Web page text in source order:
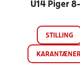
U14 Piger
STILLING